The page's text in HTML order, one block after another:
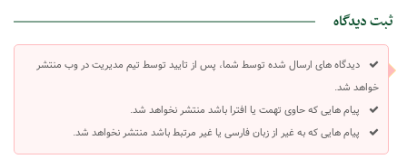
ثبت دیدگاه
دیدگاه های ارسال شده توسط شما، پس از تایید توسط تیم مدیریت در وب منتشر
خواهد شد.
پیام هایی که حاوی تهمت یا افترا باشد منتشر نخواهد شد.
پیام هایی که به غیر از زبان فارسی یا غیر مرتبط باشد منتشر نخواهد شد.